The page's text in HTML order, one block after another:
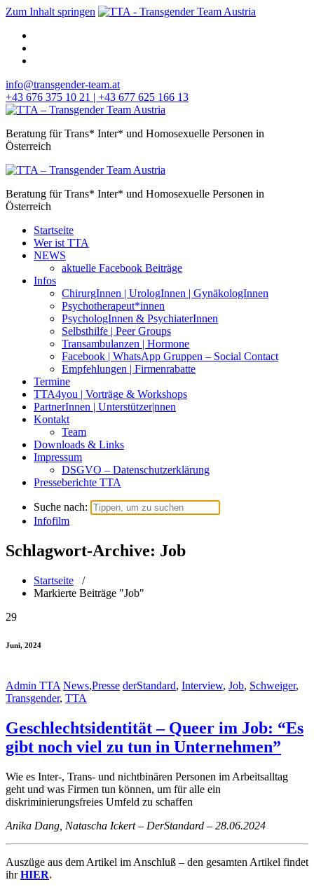
Zum Inhalt springen
info@transgender-team.at
+43 676 375 10 21 | +43 677 625 166 13
Beratung für Trans* Inter* und Homosexuelle Personen in
Österreich
Beratung für Trans* Inter* und Homosexuelle Personen in
Österreich
Startseite
Wer ist TTA
NEWS
aktuelle Facebook Beiträge
Infos
ChirurgInnen | UrologInnen | GynäkologInnen
Psychotherapeut*innen
PsychologInnen & PsychiaterInnen
Selbsthilfe | Peer Groups
Transambulanzen | Hormone
Facebook | WhatsApp Gruppen – Social Contact
Empfehlungen | Firmenrabatte
Termine
TTA4you | Vorträge & Workshops
PartnerInnen | Unterstützer|nnen
Kontakt
Team
Downloads & Links
Impressum
DSGVO – Datenschutzerklärung
Presseberichte TTA
Suche nach:
Infofilm
Schlagwort-Archive: Job
Startseite /
Markierte Beiträge "Job"
29
Juni, 2024
Admin TTA News,Presse derStandard, Interview, Job, Schweiger,
Transgender, TTA
Geschlechtsidentität – Queer im Job: “Es
gibt noch viel zu tun in Unternehmen”
Wie es Inter-, Trans- und nichtbinären Personen im Arbeitsalltag
geht und was Firmen tun können, um für alle ein
diskriminierungsfreies Umfeld zu schaffen
Anika Dang, Natascha Ickert – DerStandard – 28.06.2024
Auszüge aus dem Artikel im Anschluß – den gesamten Artikel findet
ihrHIER.